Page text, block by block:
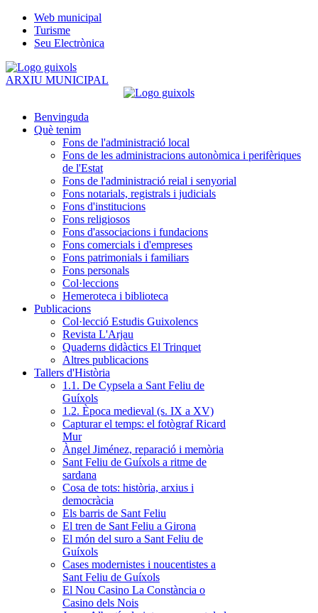
Web municipal
Turisme
Seu Electrònica
ARXIU MUNICIPAL
Benvinguda
Què tenim
Fons de l'administració local
Fons de les administracions autonòmica i perifèriques
de l'Estat
Fons de l'administració reial i senyorial
Fons notarials, registrals i judicials
Fons d'institucions
Fons religiosos
Fons d'associacions i fundacions
Fons comercials i d'empreses
Fons patrimonials i familiars
Fons personals
Col·leccions
Hemeroteca i biblioteca
Publicacions
Col·lecció Estudis Guixolencs
Revista L'Arjau
Quaderns didàctics El Trinquet
Altres publicacions
Tallers d'Història
1.1. De Cypsela a Sant Feliu de
Guíxols
1.2. Època medieval (s. IX a XV)
Capturar el temps: el fotògraf Ricard
Mur
Àngel Jiménez, reparació i memòria
Sant Feliu de Guíxols a ritme de
sardana
Cosa de tots: història, arxius i
democràcia
Els barris de Sant Feliu
El tren de Sant Feliu a Girona
El món del suro a Sant Feliu de
Guíxols
Cases modernistes i noucentistes a
Sant Feliu de Guíxols
El Nou Casino La Constància o
Casino dels Nois